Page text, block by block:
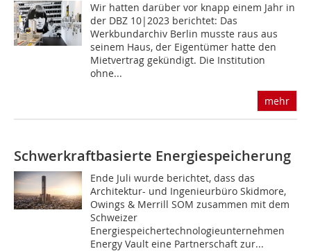
Wir hatten darüber vor knapp einem Jahr in
der DBZ 10|2023 berichtet: Das
Werkbundarchiv Berlin musste raus aus
seinem Haus, der Eigentümer hatte den
Mietvertrag gekündigt. Die Institution
ohne...
mehr
Schwerkraftbasierte Energiespeicherung
Ende Juli wurde berichtet, dass das
Architektur- und Ingenieurbüro Skidmore,
Owings & Merrill SOM zusammen mit dem
Schweizer
Energiespeichertechnologieunternehmen
Energy Vault eine Partnerschaft zur...